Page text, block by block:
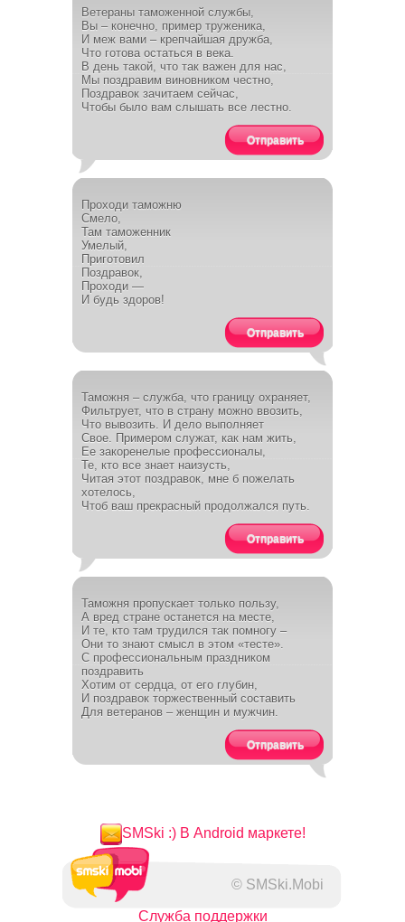
Ветераны таможенной службы,
Вы – конечно, пример труженика,
И меж вами – крепчайшая дружба,
Что готова остаться в века.
В день такой, что так важен для нас,
Мы поздравим виновником честно,
Поздравок зачитаем сейчас,
Чтобы было вам слышать все лестно.
Отправить
Проходи таможню
Смело,
Там таможенник
Умелый,
Приготовил
Поздравок,
Проходи —
И будь здоров!
Отправить
Таможня – служба, что границу охраняет,
Фильтрует, что в страну можно ввозить,
Что вывозить. И дело выполняет
Свое. Примером служат, как нам жить,
Ее закоренелые профессионалы,
Те, кто все знает наизусть,
Читая этот поздравок, мне б пожелать
хотелось,
Чтоб ваш прекрасный продолжался путь.
Отправить
Таможня пропускает только пользу,
А вред стране останется на месте,
И те, кто там трудился так помногу –
Они то знают смысл в этом «тесте».
С профессиональным праздником
поздравить
Хотим от сердца, от его глубин,
И поздравок торжественный составить
Для ветеранов – женщин и мужчин.
Отправить
SMSki :) В Android маркете!
© SMSki.Mobi
Служба поддержки